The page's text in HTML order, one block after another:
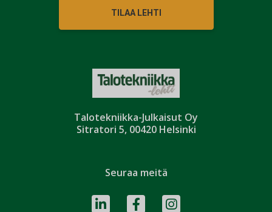
Talotekniikka-Julkaisut Oy
Sitratori 5, 00420 Helsinki
TILAA LEHTI
Seuraa meitä